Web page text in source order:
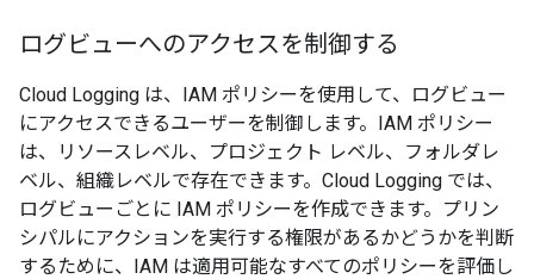
ログビューへのアクセスを制御する
Cloud Logging は、IAM ポリシーを使用して、ログビュー
にアクセスできるユーザーを制御します。IAM ポリシー
は、リソースレベル、プロジェクト レベル、フォルダレ
ベル、組織レベルで存在できます。Cloud Logging では、
ログビューごとに IAM ポリシーを作成できます。プリン
シパルにアクションを実行する権限があるかどうかを判断
するために、IAM は適用可能なすべてのポリシーを評価し